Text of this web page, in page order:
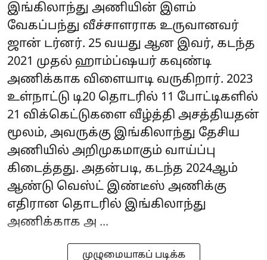
இங்கிலாந்து அணியின் இளம்
வேகப்பந்து வீச்சாளராக உருவானவர்
ஜான் டர்னர். 25 வயது ஆன இவர், கடந்த
2021 முதல் ஹாம்ப்ஷயர் கவுண்டி
அணிக்காக விளையாடி வருகிறார். 2023
உள்நாட்டு டி20 தொடரில் 11 போட்டிகளில்
21 விக்கெட்டுகளை வீழ்த்தி அசத்தியதன்
மூலம், அவருக்கு இங்கிலாந்து தேசிய
அணியில் அறிமுகமாகும் வாய்ப்பு
கிடைத்தது. அதன்படி, கடந்த 2024ஆம்
ஆண்டு வெஸ்ட் இண்டீஸ் அணிக்கு
எதிரான தொடரில் இங்கிலாந்து
அணிக்காக அ ...
முழுமையாகப் படிக்க